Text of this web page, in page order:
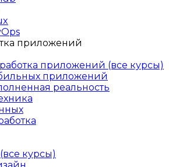
приложений
приложений (все курсы)
приложений
реальность
курсы)